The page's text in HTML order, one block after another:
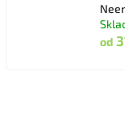
od